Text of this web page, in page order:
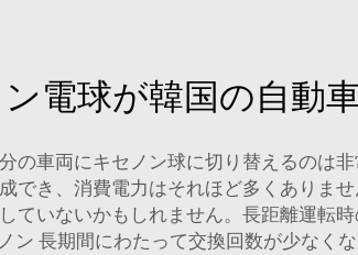
電球が韓国の自動
の車両にキセノン球に切り替えるのは
でき、消費電力はそれほど多くありま
ていないかもしれません。長距離運転
ン 長期間にわたって交換回数が少なく